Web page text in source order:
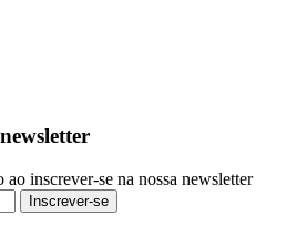
inscrever-se na nossa newsletter
Inscrever-se